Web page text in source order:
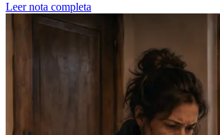
Leer nota completa